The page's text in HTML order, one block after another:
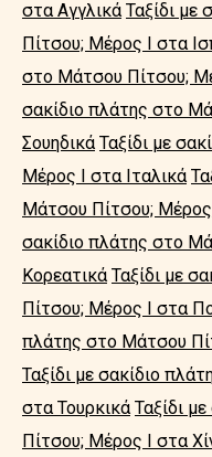
στα Αγγλικά Ταξίδι με
Πίτσου; Μέρος I στα
στο Μάτσου Πίτσου;
σακίδιο πλάτης στο
Σουηδικά Ταξίδι με
Μέρος I στα Ιταλικά
Μάτσου Πίτσου;
σακίδιο πλάτης στο
Κορεατικά Ταξίδι με
Πίτσου; Μέρος I στα
πλάτης στο Μάτσου
Ταξίδι με σακίδιο
στα Τουρκικά Ταξίδι
Πίτσου; Μέρος I στα